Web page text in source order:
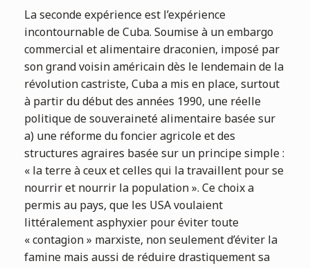
La seconde expérience est l’expérience
incontournable de Cuba. Soumise à un embargo
commercial et alimentaire draconien, imposé par
son grand voisin américain dès le lendemain de la
révolution castriste, Cuba a mis en place, surtout
à partir du début des années 1990, une réelle
politique de souveraineté alimentaire basée sur
a) une réforme du foncier agricole et des
structures agraires basée sur un principe simple :
« la terre à ceux et celles qui la travaillent pour se
nourrir et nourrir la population ». Ce choix a
permis au pays, que les USA voulaient
littéralement asphyxier pour éviter toute
« contagion » marxiste, non seulement d’éviter la
famine mais aussi de réduire drastiquement sa